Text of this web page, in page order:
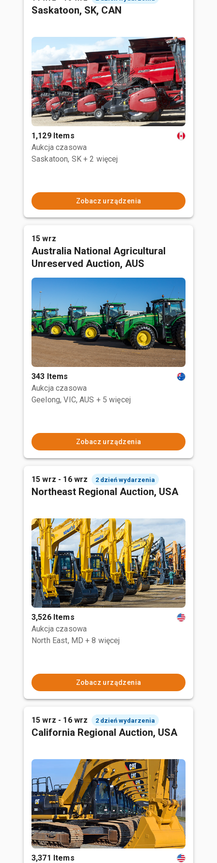
Saskatoon, SK, CAN
1,129 Items
Aukcja czasowa
Saskatoon, SK + 2 więcej
Zobacz urządzenia
15 wrz
Australia National Agricultural
Unreserved Auction, AUS
343 Items
Aukcja czasowa
Geelong, VIC, AUS + 5 więcej
Zobacz urządzenia
15 wrz - 16 wrz 2 dzień wydarzenia
Northeast Regional Auction, USA
3,526 Items
Aukcja czasowa
North East, MD + 8 więcej
Zobacz urządzenia
15 wrz - 16 wrz 2 dzień wydarzenia
California Regional Auction, USA
3,371 Items